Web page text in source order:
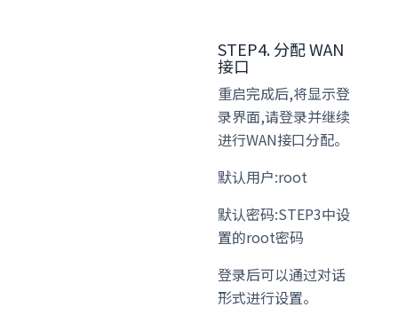
STEP4. 分配 WAN
接口
重启完成后,将显示登
录界面,请登录并继续
进行WAN接口分配。
默认用户:root
默认密码:STEP3中设
置的root密码
登录后可以通过对话
形式进行设置。